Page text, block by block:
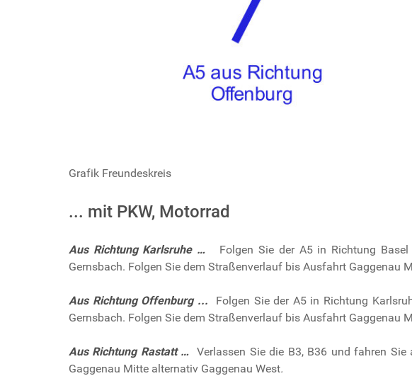
Grafik Freundeskreis
... mit PKW, Motorrad
Aus Richtung Karlsruhe …
Folgen Sie der A5 in Richtung
Gernsbach. Folgen Sie dem Straßenverlauf bis Ausfahrt Gaggenau
Aus Richtung Offenburg ...
Folgen Sie der A5 in Richtung
Gernsbach. Folgen Sie dem Straßenverlauf bis Ausfahrt Gaggenau
Aus Richtung Rastatt …
Verlassen Sie die B3, B36 und fahren
Gaggenau Mitte alternativ Gaggenau West.